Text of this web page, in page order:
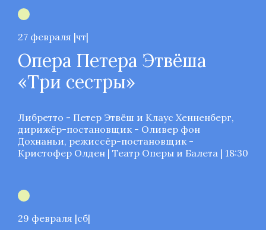
27 февраля |чт|
Опера Петера Этвёша
«Три сестры»
Либретто - Петер Этвёш и Клаус Хенненберг,
дирижёр-постановщик - Оливер фон
Дохнаньи, режиссёр-постановщик -
Кристофер Олден | Театр Оперы и Балета | 18:30
29 февраля |сб|